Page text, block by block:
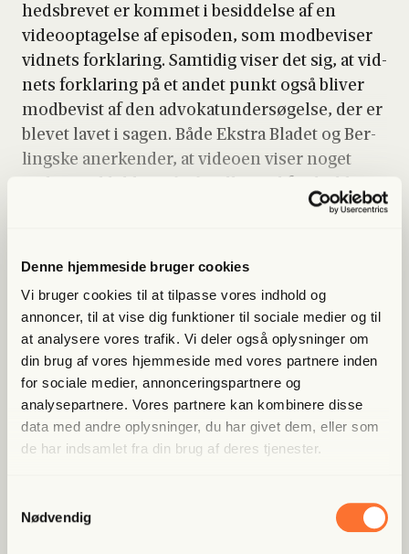
Denne hjemmeside bruger cookies
Vi bruger cookies til at tilpasse vores indhold og
annoncer, til at vise dig funktioner til sociale medier og til
at analysere vores trafik. Vi deler også oplysninger om
din brug af vores hjemmeside med vores partnere inden
for sociale medier, annonceringspartnere og
analysepartnere. Vores partnere kan kombinere disse
data med andre oplysninger, du har givet dem, eller som
de har indsamlet fra din brug af deres tjenester.
Nødvendig
heds­bre­vet er kom­met i besid­del­se af en
video­op­ta­gel­se af epi­so­den, som mod­be­vi­ser
vid­nets for­kla­ring. Sam­ti­dig viser det sig, at vid­
nets for­kla­ring på et andet punkt også bli­ver
mod­be­vist af den advo­ka­tun­der­sø­gel­se, der er
ble­vet lavet i sagen. Både Ekstra Bla­det og Ber­
ling­s­ke aner­ken­der, at video­en viser noget
andet, end kil­den påstår. Alli­ge­vel fast­hol­der
beg­ge medi­er deres beskri­vel­se af epi­so­den,
Lige nu kan duspa­re 40%
Bliv med­lem og få adgang til hele Fri­heds­bre­vet. Fra
artik­ler til podcasts – få ori­gi­nal jour­na­li­stik, du ikke
fin­der andre ste­der